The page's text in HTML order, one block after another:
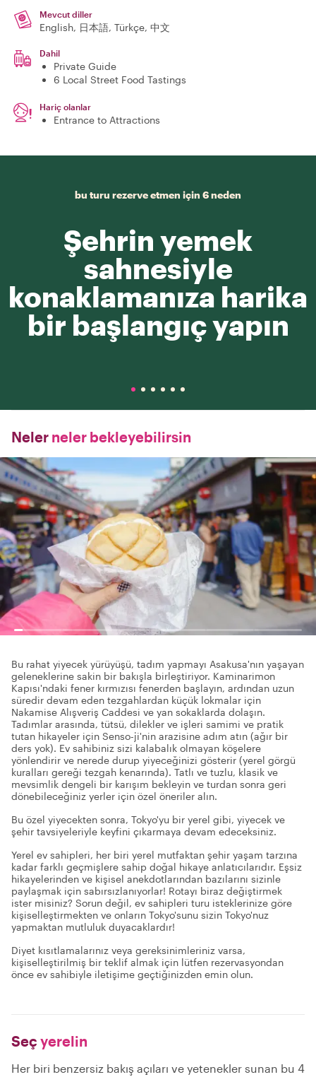
Mevcut diller
English, 日本語, Türkçe, 中文
Dahil
Private Guide
6 Local Street Food Tastings
Hariç olanlar
Entrance to Attractions
bu turu rezerve etmen için 6 neden
Şehrin yemek
sahnesiyle
konaklamanıza harika
bir başlangıç yapın
Neler neler bekleyebilirsin
Bu rahat yiyecek yürüyüşü, tadım yapmayı Asakusa'nın yaşayan
geleneklerine sakin bir bakışla birleştiriyor. Kaminarimon
Kapısı'ndaki fener kırmızısı fenerden başlayın, ardından uzun
süredir devam eden tezgahlardan küçük lokmalar için
Nakamise Alışveriş Caddesi ve yan sokaklarda dolaşın.
Tadımlar arasında, tütsü, dilekler ve işleri samimi ve pratik
tutan hikayeler için Senso-ji'nin arazisine adım atın (ağır bir
ders yok). Ev sahibiniz sizi kalabalık olmayan köşelere
yönlendirir ve nerede durup yiyeceğinizi gösterir (yerel görgü
kuralları gereği tezgah kenarında). Tatlı ve tuzlu, klasik ve
mevsimlik dengeli bir karışım bekleyin ve turdan sonra geri
dönebileceğiniz yerler için özel öneriler alın.
Bu özel yiyecekten sonra, Tokyo'yu bir yerel gibi, yiyecek ve
şehir tavsiyeleriyle keyfini çıkarmaya devam edeceksiniz.
Yerel ev sahipleri, her biri yerel mutfaktan şehir yaşam tarzına
kadar farklı geçmişlere sahip doğal hikaye anlatıcılarıdır. Eşsiz
hikayelerinden ve kişisel anekdotlarından bazılarını sizinle
paylaşmak için sabırsızlanıyorlar! Rotayı biraz değiştirmek
ister misiniz? Sorun değil, ev sahipleri turu isteklerinize göre
kişiselleştirmekten ve onların Tokyo'sunu sizin Tokyo'nuz
yapmaktan mutluluk duyacaklardır!
Diyet kısıtlamalarınız veya gereksinimleriniz varsa,
kişiselleştirilmiş bir teklif almak için lütfen rezervasyondan
önce ev sahibiyle iletişime geçtiğinizden emin olun.
Seç yerelin
Her biri benzersiz bakış açıları ve yetenekler sunan bu 4